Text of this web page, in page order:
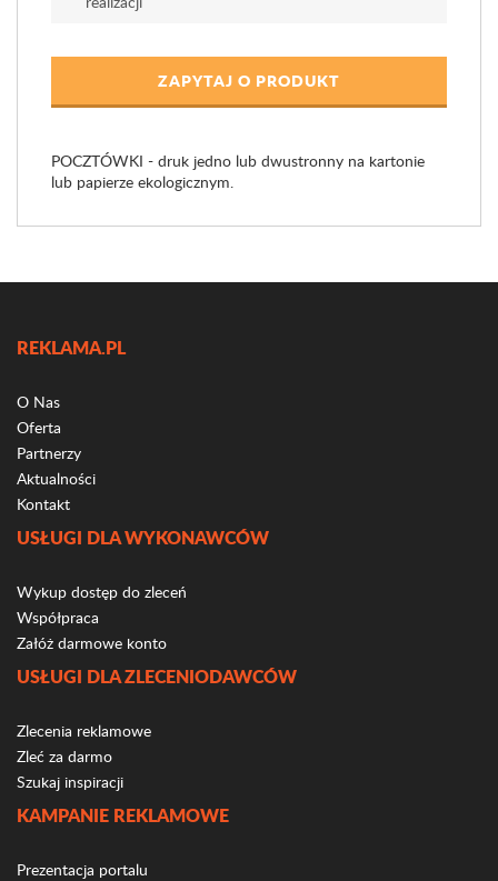
ZAPYTAJ O PRODUKT
POCZTÓWKI - druk jedno lub dwustronny na kartonie
lub papierze ekologicznym.
REKLAMA.PL
O Nas
Oferta
Partnerzy
Aktualności
Kontakt
USŁUGI DLA WYKONAWCÓW
Wykup dostęp do zleceń
Współpraca
Załóż darmowe konto
USŁUGI DLA ZLECENIODAWCÓW
Zlecenia reklamowe
Zleć za darmo
Szukaj inspiracji
KAMPANIE REKLAMOWE
Prezentacja portalu